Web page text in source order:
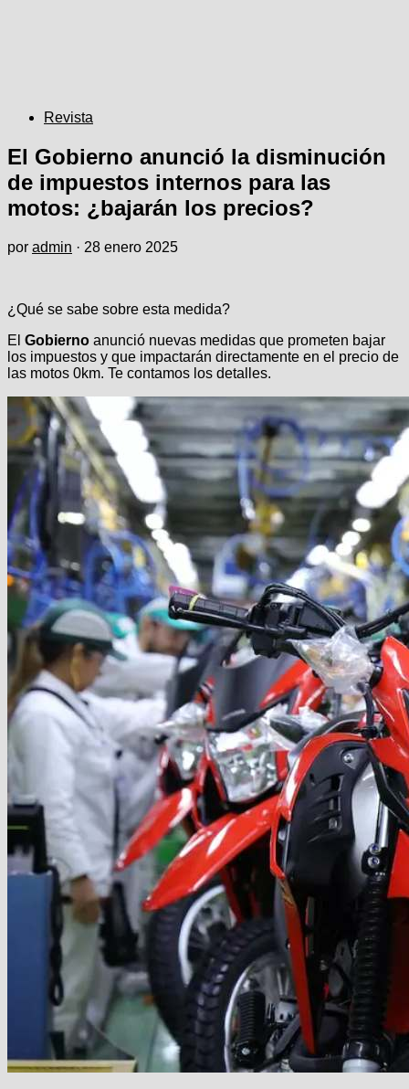
Revista
El Gobierno anunció la disminución
de impuestos internos para las
motos: ¿bajarán los precios?
por admin · 28 enero 2025
¿Qué se sabe sobre esta medida?
El Gobierno anunció nuevas medidas que prometen bajar
los impuestos y que impactarán directamente en el precio de
las motos 0km. Te contamos los detalles.